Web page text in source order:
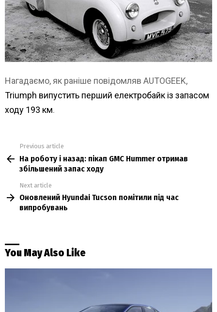
Нагадаємо, як раніше повідомляв AUTOGEEK,
Triumph випустить перший електробайк із запасом
ходу 193 км.
more
Previous article
На роботу і назад: пікап GMC Hummer отримав
збільшений запас ходу
Next article
Оновлений Hyundai Tucson помітили під час
випробувань
You May Also Like